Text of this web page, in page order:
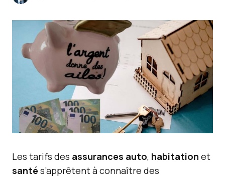
Les tarifs des assurances auto, habitation et
santé s’apprêtent à connaître des